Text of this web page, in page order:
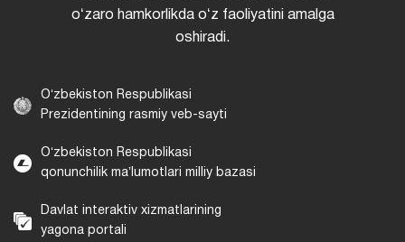
oʻzaro hamkorlikda oʻz faoliyatini amalga
oshiradi.
Oʻzbekiston Respublikasi
Prezidentining rasmiy veb-sayti
Oʻzbekiston Respublikasi
qonunchilik maʼlumotlari milliy bazasi
Davlat interaktiv xizmatlarining
yagona portali